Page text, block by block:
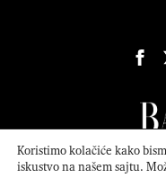
Koristimo kolačiće kako
iskustvo na našem sajtu.